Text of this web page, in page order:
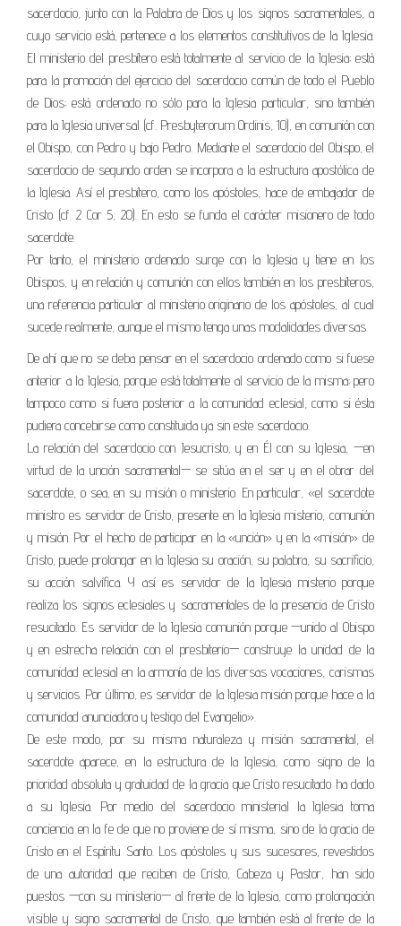
sacerdocio, junto con la Palabra de Dios y los signos sacramentales, a
cuyo servicio está, pertenece a los elementos constitutivos de la Iglesia.
El ministerio del presbítero está totalmente al servicio de la Iglesia; está
para la promoción del ejercicio del sacerdocio común de todo el Pueblo
de Dios; está ordenado no sólo para la Iglesia particular, sino también
para la Iglesia universal (cf. Presbyterorum Ordinis, 10), en comunión con
el Obispo, con Pedro y bajo Pedro. Mediante el sacerdocio del Obispo, el
sacerdocio de segundo orden se incorpora a la estructura apostólica de
la Iglesia. Así el presbítero, como los apóstoles, hace de embajador de
Cristo (cf. 2 Cor 5, 20). En esto se funda el carácter misionero de todo
sacerdote.
Por tanto, el ministerio ordenado surge con la Iglesia y tiene en los
Obispos, y en relación y comunión con ellos también en los presbíteros,
una referencia particular al ministerio originario de los apóstoles, al cual
sucede realmente, aunque el mismo tenga unas modalidades diversas.
De ahí que no se deba pensar en el sacerdocio ordenado como si fuese
anterior a la Iglesia, porque está totalmente al servicio de la misma; pero
tampoco como si fuera posterior a la comunidad eclesial, como si ésta
pudiera concebirse como constituida ya sin este sacerdocio.
La relación del sacerdocio con Jesucristo, y en Él con su Iglesia, —en
virtud de la unción sacramental— se sitúa en el ser y en el obrar del
sacerdote, o sea, en su misión o ministerio. En particular, «el sacerdote
ministro es servidor de Cristo, presente en la Iglesia misterio, comunión
y misión. Por el hecho de participar en la «unción» y en la «misión» de
Cristo, puede prolongar en la Iglesia su oración, su palabra, su sacrificio,
su acción salvífica. Y así es servidor de la Iglesia misterio porque
realiza los signos eclesiales y sacramentales de la presencia de Cristo
resucitado. Es servidor de la Iglesia comunión porque —unido al Obispo
y en estrecha relación con el presbiterio— construye la unidad de la
comunidad eclesial en la armonía de las diversas vocaciones, carismas
y servicios. Por último, es servidor de la Iglesia misión porque hace a la
comunidad anunciadora y testigo del Evangelio».
De este modo, por su misma naturaleza y misión sacramental, el
sacerdote aparece, en la estructura de la Iglesia, como signo de la
prioridad absoluta y gratuidad de la gracia que Cristo resucitado ha dado
a su Iglesia. Por medio del sacerdocio ministerial la Iglesia toma
conciencia en la fe de que no proviene de sí misma, sino de la gracia de
Cristo en el Espíritu Santo. Los apóstoles y sus sucesores, revestidos
de una autoridad que reciben de Cristo, Cabeza y Pastor, han sido
puestos —con su ministerio— al frente de la Iglesia, como prolongación
visible y signo sacramental de Cristo, que también está al frente de la